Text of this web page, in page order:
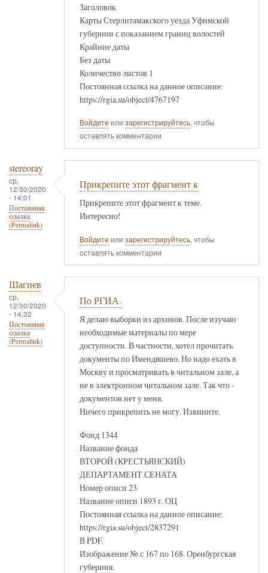
Заголовок
Карты Стерлитамакского уезда Уфимской
губернии с показанием границ волостей
Крайние даты
Без даты
Количество листов 1
Постоянная ссылка на данное описание:
https://rgia.su/object/4767197
Войдите или зарегистрируйтесь, чтобы
оставлять комментарии
stereoray
ср,
12/30/2020
- 14:01
Постоянная
ссылка
(Permalink)
Прикрепите этот фрагмент к
Прикрепите этот фрагмент к теме.
Интересно!
Войдите или зарегистрируйтесь, чтобы
оставлять комментарии
Шагиев
ср,
12/30/2020
- 14:32
Постоянная
ссылка
(Permalink)
По РГИА.
Я делаю выборки из архивов. После изучаю
необходимые материалы по мере
доступности. В частности, хотел прочитать
документы по Имендяшево. Но надо ехать в
Москву и просматривать в читальном зале, а
не в электронном читальном зале. Так что -
документов нет у меня.
Ничего прикрепить не могу. Извините.
Фонд 1344
Название фонда
ВТОРОЙ (КРЕСТЬЯНСКИЙ)
ДЕПАРТАМЕНТ СЕНАТА
Номер описи 23
Название описи 1893 г. ОЦ
Постоянная ссылка на данное описание:
https://rgia.su/object/2837291
В PDF.
Изображение № с 167 по 168. Оренбургская
губерния.